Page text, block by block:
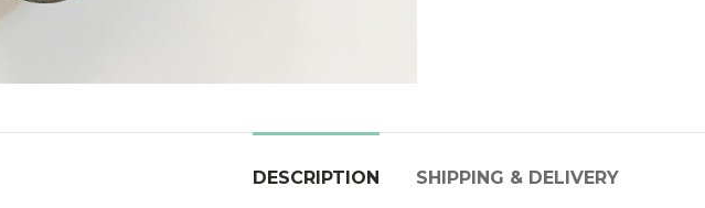
DESCRIPTION SHIPPING & DELIVERY